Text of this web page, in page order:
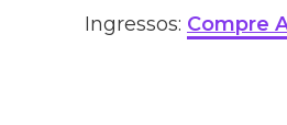
Ingressos: Compre